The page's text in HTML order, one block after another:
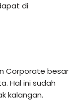
di
Corporate besar
Hal ini sudah
kalangan.